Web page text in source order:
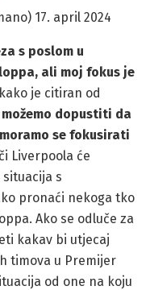
17. april 2024
s poslom u
ali moj fokus je
je citiran od
možemo dopustiti da
se fokusirati
Liverpoola će
s
pronaći nekoga tko
Ako se odluče za
kakav bi utjecaj
timova u Premijer
od one na koju